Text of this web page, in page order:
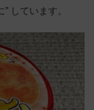
しています。